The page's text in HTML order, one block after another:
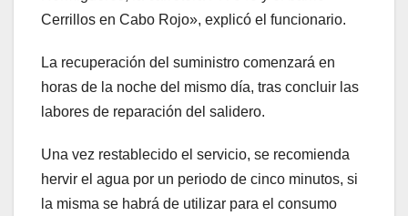
Cerrillos en Cabo Rojo», explicó el funcionario.
La recuperación del suministro comenzará en
horas de la noche del mismo día, tras concluir las
labores de reparación del salidero.
Una vez restablecido el servicio, se recomienda
hervir el agua por un periodo de cinco minutos, si
la misma se habrá de utilizar para el consumo